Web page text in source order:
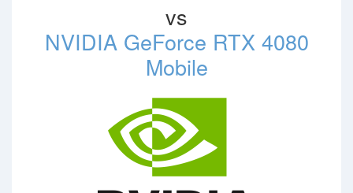
vs
NVIDIA GeForce RTX 4080
Mobile